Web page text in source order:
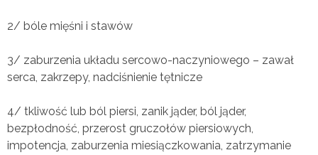
2/ bóle mięśni i stawów
3/ zaburzenia układu sercowo-naczyniowego – zawał
serca, zakrzepy, nadciśnienie tętnicze
4/ tkliwość lub ból piersi, zanik jąder, ból jąder,
bezpłodność, przerost gruczołów piersiowych,
impotencja, zaburzenia miesiączkowania, zatrzymanie